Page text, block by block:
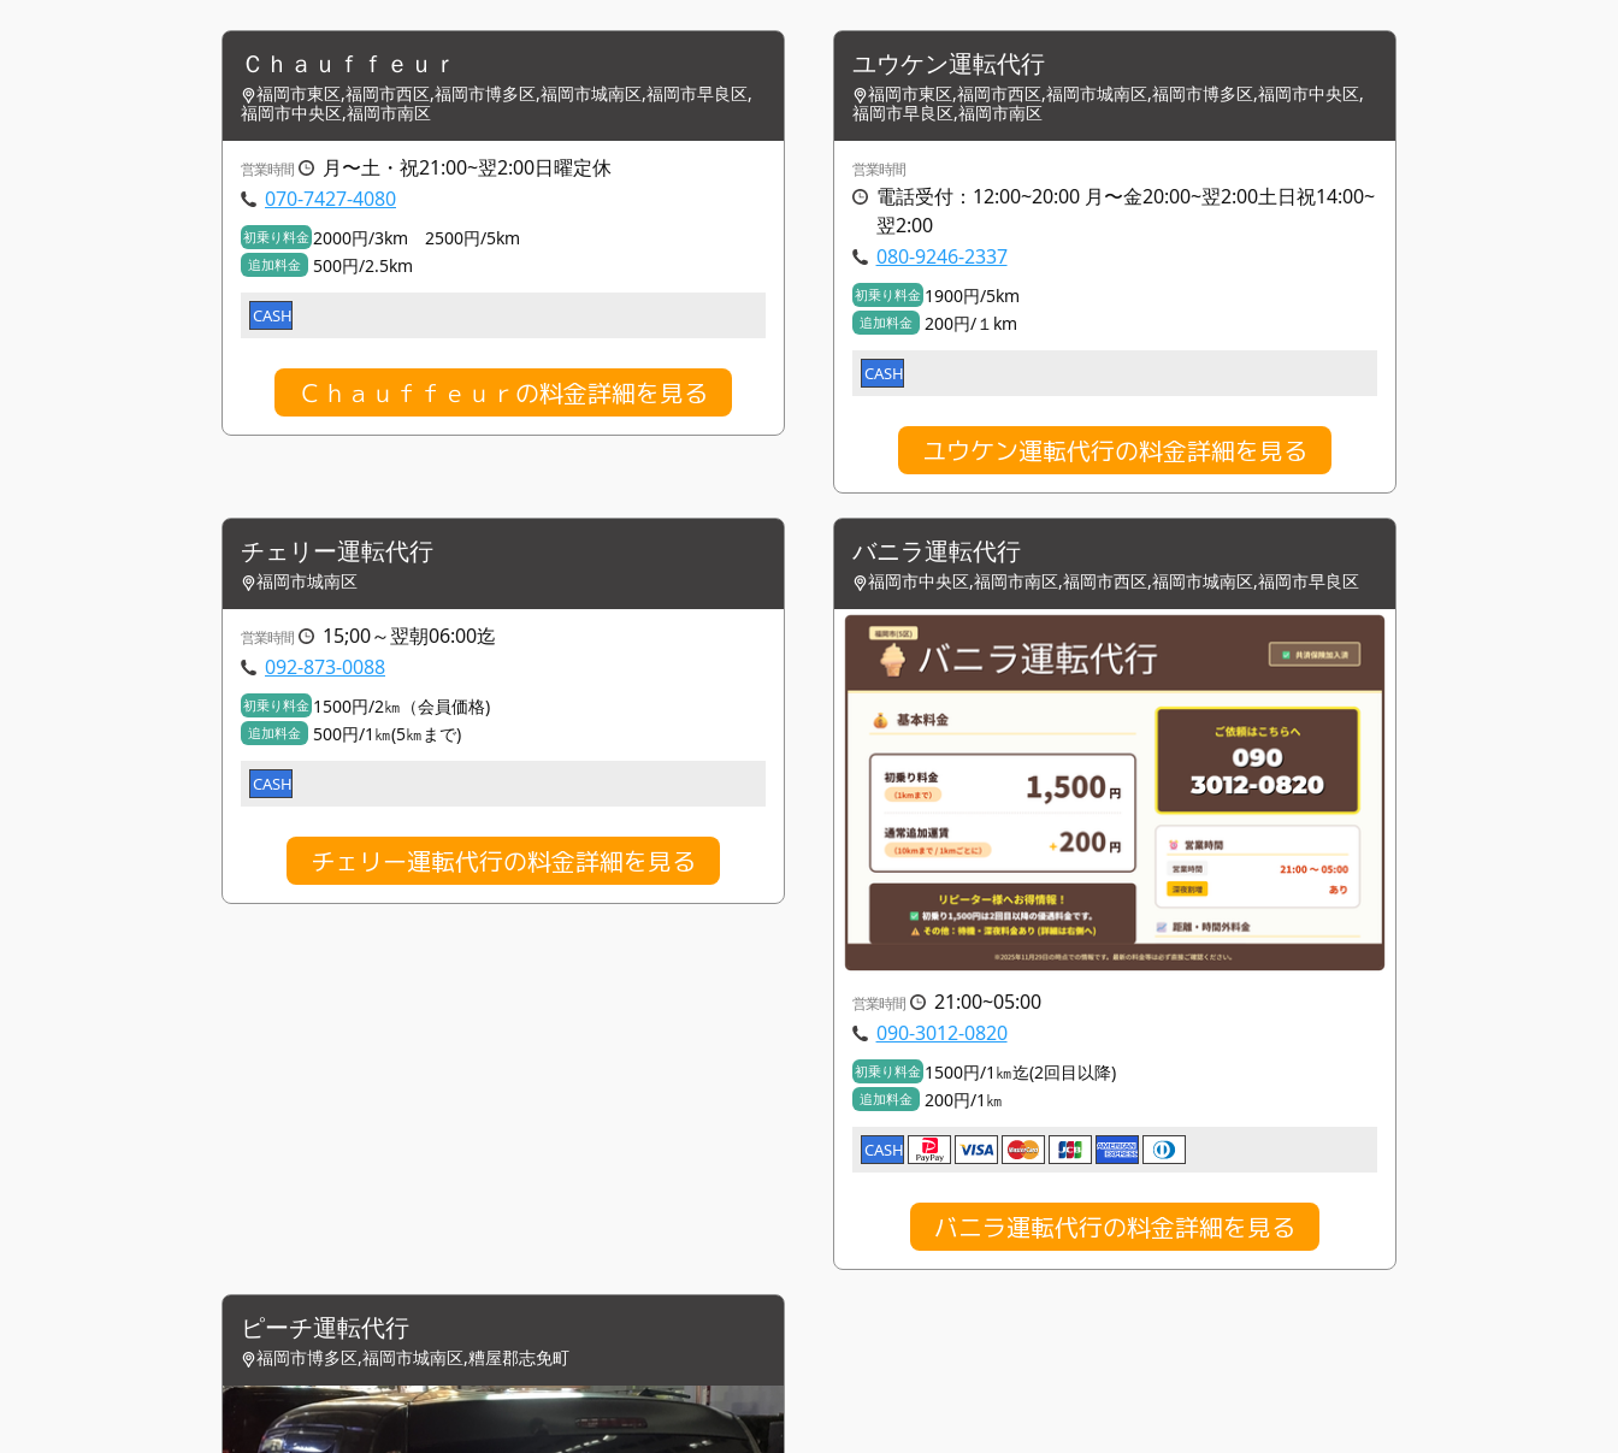
Ｃｈａｕｆｆｅｕｒ
福岡市東区,福岡市西区,福岡市博多区,福岡市城南区,福岡市早良区,
福岡市中央区,福岡市南区
営業時間
月〜土・祝21:00~翌2:00日曜定休
070-7427-4080
初乗り料金 2000円/3km 2500円/5km
追加料金 500円/2.5km
CASH
Ｃｈａｕｆｆｅｕｒの料金詳細を見る
ユウケン運転代行
福岡市東区,福岡市西区,福岡市城南区,福岡市博多区,福岡市中央区,
福岡市早良区,福岡市南区
営業時間
電話受付：12:00~20:00 月〜金20:00~翌2:00土日祝14:00~
翌2:00
080-9246-2337
初乗り料金 1900円/5km
追加料金 200円/１km
CASH
ユウケン運転代行の料金詳細を見る
チェリー運転代行
福岡市城南区
営業時間
15;00～翌朝06:00迄
092-873-0088
初乗り料金 1500円/2㎞（会員価格)
追加料金 500円/1㎞(5㎞まで)
CASH
チェリー運転代行の料金詳細を見る
バニラ運転代行
福岡市中央区,福岡市南区,福岡市西区,福岡市城南区,福岡市早良区
営業時間
21:00~05:00
090-3012-0820
初乗り料金 1500円/1㎞迄(2回目以降)
追加料金 200円/1㎞
CASH
バニラ運転代行の料金詳細を見る
ピーチ運転代行
福岡市博多区,福岡市城南区,糟屋郡志免町